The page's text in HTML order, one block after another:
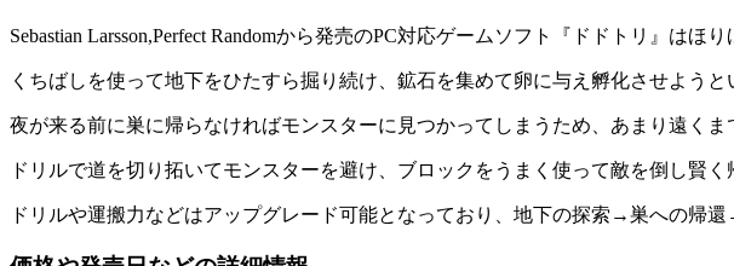
Sebastian Larsson,Perfect Randomから発売のPC対応ゲームソフト『ドドトリ』はほり
くちばしを使って地下をひたすら掘り続け、 鉱石を集めて卵に与え孵化させようと
夜が来る前に巣に帰らなければモンスターに見つかってしまうため、あまり遠くま
ドリルで道を切り拓いてモンスターを避け、ブロックをうまく使って敵を倒し賢く
ドリルや運搬力などはアップグレード可能となっており、 地下の探索→巣への帰